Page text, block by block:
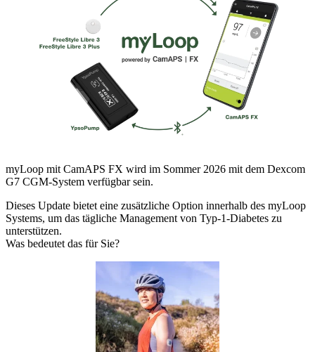
myLoop mit CamAPS FX wird im Sommer 2026 mit dem Dexcom
G7 CGM-System verfügbar sein.
Dieses Update bietet eine zusätzliche Option innerhalb des myLoop
Systems, um das tägliche Management von Typ-1-Diabetes zu
unterstützen.
Was bedeutet das für Sie?